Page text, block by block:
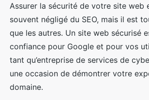
Assurer la sécurité de votre site web
souvent négligé du SEO, mais il est
que les autres. Un site web sécurisé
confiance pour Google et pour vos
tant qu’entreprise de services de
une occasion de démontrer votre
domaine.